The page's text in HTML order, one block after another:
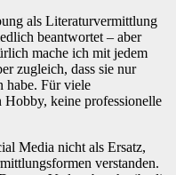
als Literaturvermittlung
beantwortet – aber
mache ich mit jedem
zugleich, dass sie nur
habe. Für viele
keine professionelle
Media nicht als Ersatz,
verstanden.